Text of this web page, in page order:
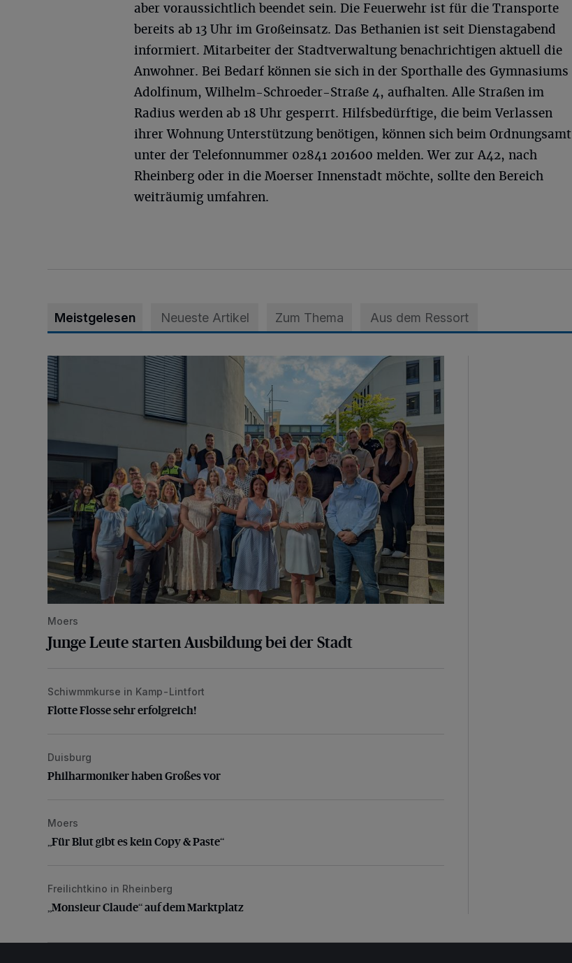
aber voraussichtlich beendet sein. Die Feuerwehr ist für die Transporte
bereits ab 13 Uhr im Großeinsatz. Das Bethanien ist seit Dienstagabend
informiert. Mitarbeiter der Stadtverwaltung benachrichtigen aktuell die
Anwohner. Bei Bedarf können sie sich in der Sporthalle des Gymnasiums
Adolfinum, Wilhelm-Schroeder-Straße 4, aufhalten. Alle Straßen im
Radius werden ab 18 Uhr gesperrt. Hilfsbedürftige, die beim Verlassen
ihrer Wohnung Unterstützung benötigen, können sich beim Ordnungsamt
unter der Telefonnummer 02841 201600 melden. Wer zur A42, nach
Rheinberg oder in die Moerser Innenstadt möchte, sollte den Bereich
weiträumig umfahren.
Meistgelesen Neueste Artikel Zum Thema Aus dem Ressort
Junge Leute starten Ausbildung bei der Stadt
Moers
Junge Leute starten Ausbildung bei der Stadt
Flotte Flosse sehr erfolgreich!
Schiwmmkurse in Kamp-Lintfort
Flotte Flosse sehr erfolgreich!
Philharmoniker haben Großes vor
Duisburg
Philharmoniker haben Großes vor
„Für Blut gibt es kein Copy & Paste“
Moers
„Für Blut gibt es kein Copy & Paste“
„Monsieur Claude“ auf dem Marktplatz
Freilichtkino in Rheinberg
„Monsieur Claude“ auf dem Marktplatz